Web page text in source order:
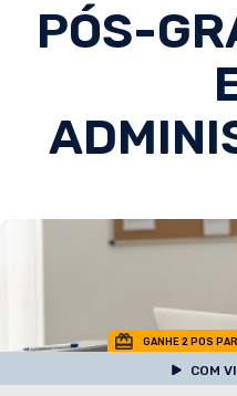
PÓS-
GANHE 2 POS
COM